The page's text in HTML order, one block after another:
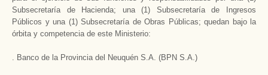
Subsecretaría de Hacienda; una (1) Subsecretaría de Ingresos
Públicos y una (1) Subsecretaría de Obras Públicas; quedan bajo la
órbita y competencia de este Ministerio:
. Banco de la Provincia del Neuquén S.A. (BPN S.A.)